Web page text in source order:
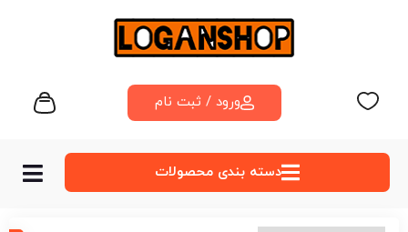
ورود / ثبت نام
دسته‌ بندی محصولات